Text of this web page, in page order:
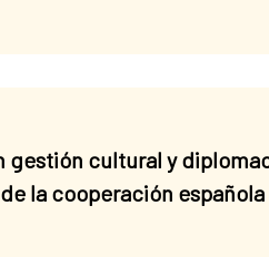
gestión cultural y
la cooperación